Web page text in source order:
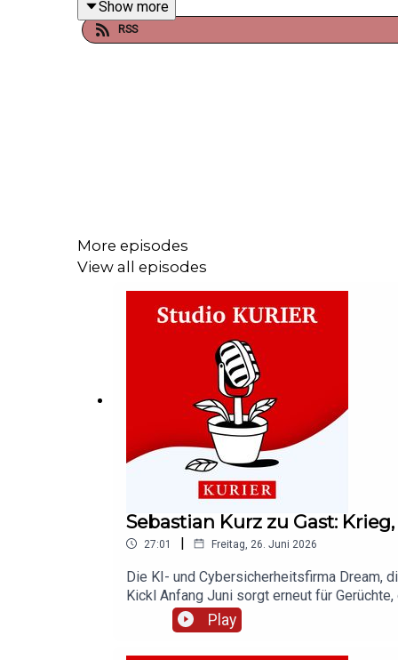
Show more
RSS
More episodes
View all episodes
Sebastian Kurz zu Gast:
27:01 | Freitag, 26. Juni 2026
Die KI- und Cybersicherheitsfirma Dream,
Kickl Anfang Juni sorgt erneut für
Kurz über den Iran-Krieg, Künstliche Intelligenz und die Bedeutung seines Treffen mit dem FPÖ-Obmann.Guter Journalismus bringt
Mit einem KURIER Digital Abo könnt ihr
Play